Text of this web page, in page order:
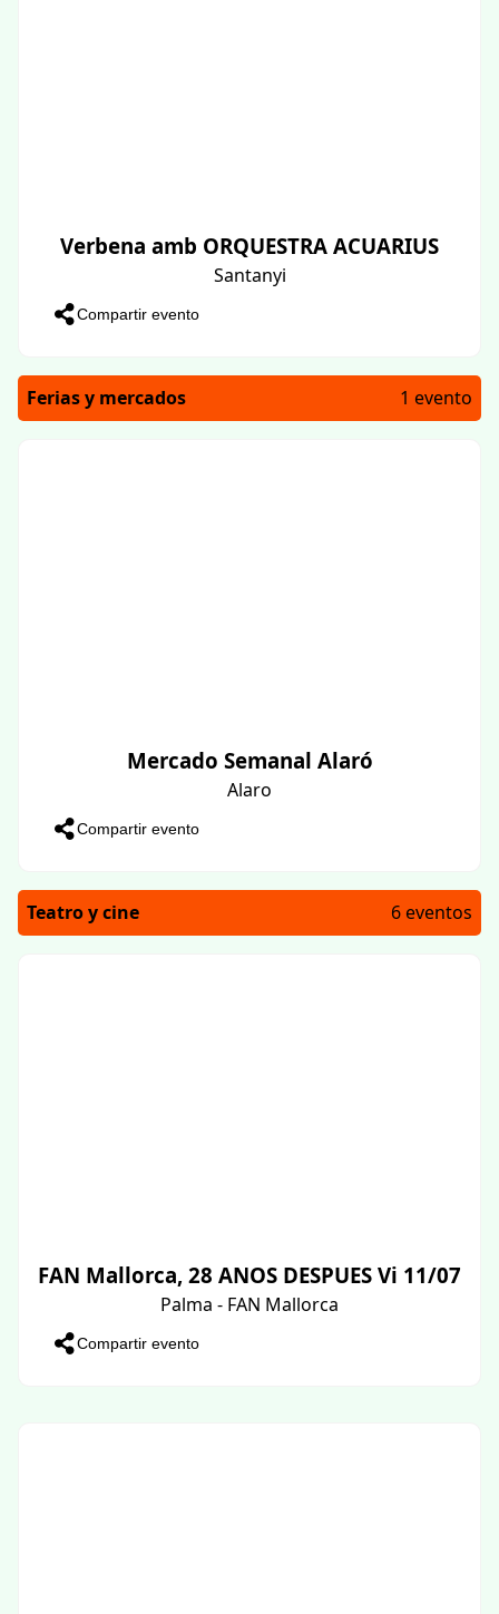
Verbena amb ORQUESTRA ACUARIUS
Santanyi
Compartir evento
Ferias y mercados 1 evento
Mercado Semanal Alaró
Alaro
Compartir evento
Teatro y cine 6 eventos
FAN Mallorca, 28 ANOS DESPUES Vi 11/07
Palma - FAN Mallorca
Compartir evento